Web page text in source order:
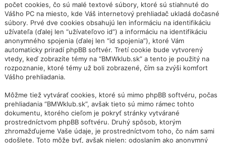
počet cookies, čo sú malé textové súbory, ktoré sú stiahnuté do
Vášho PC na miesto, kde Váš internetový prehliadač ukladá dočasné
súbory. Prvé dve cookies obsahujú len informáciu na identifikáciu
užívateľa (ďalej len “užívateľovo id”) a informáciu na identifikáciu
anonymného spojenia (ďalej len “id spojenia”), ktoré Vám
automaticky priradí phpBB softvér. Tretí cookie bude vytvorený
vtedy, keď zobrazíte témy na “BMWklub.sk” a tento je použitý na
rozpoznanie, ktoré témy už boli zobrazené, čím sa zvýši komfort
Vášho prehliadania.
Môžme tiež vytvárať cookies, ktoré sú mimo phpBB softvéru, počas
prehliadania “BMWklub.sk”, avšak tieto sú mimo rámec tohto
dokumentu, ktorého cieľom je pokryť stránky vytvárané
prostredníctvom phpBB softvéru. Druhý spôsob, ktorým
zhromažďujeme Vaše údaje, je prostredníctvom toho, čo nám sami
odošlete. Toto môže byť, avšak nielen: odoslaním ako anonymný